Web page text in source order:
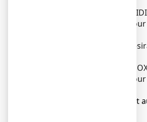
3. Comment utiliser
CONSEIL 5 %, solution
4. Quels sont les effets
5. Comment conserver
CONSEIL 5 %, solution
6. Contenu de l’emballage et